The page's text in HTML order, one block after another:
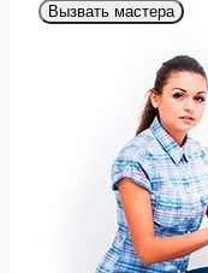
Вызвать мастера